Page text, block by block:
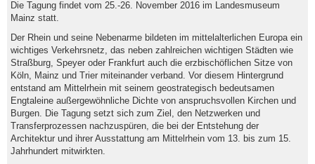
Die Tagung findet vom 25.-26. November 2016 im Landesmuseum
Mainz statt.
Der Rhein und seine Nebenarme bildeten im mittelalterlichen Europa ein
wichtiges Verkehrsnetz, das neben zahlreichen wichtigen Städten wie
Straßburg, Speyer oder Frankfurt auch die erzbischöflichen Sitze von
Köln, Mainz und Trier miteinander verband. Vor diesem Hintergrund
entstand am Mittelrhein mit seinem geostrategisch bedeutsamen
Engtaleine außergewöhnliche Dichte von anspruchsvollen Kirchen und
Burgen. Die Tagung setzt sich zum Ziel, den Netzwerken und
Transferprozessen nachzuspüren, die bei der Entstehung der
Architektur und ihrer Ausstattung am Mittelrhein vom 13. bis zum 15.
Jahrhundert mitwirkten.